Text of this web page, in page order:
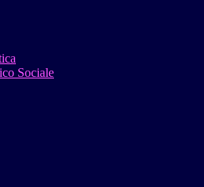
Sociale